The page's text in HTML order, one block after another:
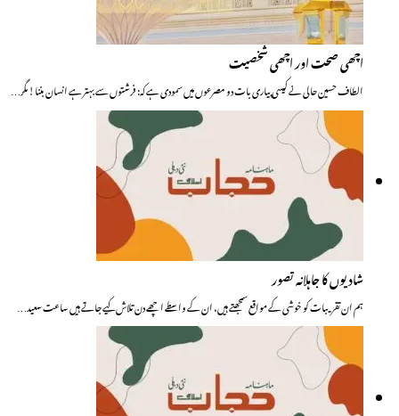
اچھی صحت اور اچھی شخصیت
الطاف حسین حالی نے کیسی پیاری بات دو مصرعوں میں سمودی ہے کہ: فرشتوں سے بہتر ہے انسان بننا! مگر…
شادیوں کا جاہلانہ تصور
ہم ان تقریبات کو خوشی کے مواقع سمجھتے ہیں، ان کے واسطے اچھے دن تلاش کیے جاتے ہیں ساعت سعید…